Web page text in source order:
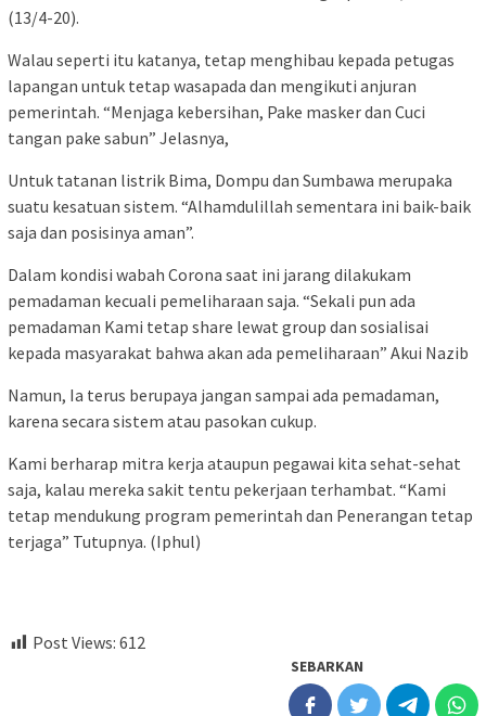
(13/4-20).
Walau seperti itu katanya, tetap menghibau kepada petugas
lapangan untuk tetap wasapada dan mengikuti anjuran
pemerintah. “Menjaga kebersihan, Pake masker dan Cuci
tangan pake sabun” Jelasnya,
Untuk tatanan listrik Bima, Dompu dan Sumbawa merupaka
suatu kesatuan sistem. “Alhamdulillah sementara ini baik-baik
saja dan posisinya aman”.
Dalam kondisi wabah Corona saat ini jarang dilakukam
pemadaman kecuali pemeliharaan saja. “Sekali pun ada
pemadaman Kami tetap share lewat group dan sosialisai
kepada masyarakat bahwa akan ada pemeliharaan” Akui Nazib
Namun, Ia terus berupaya jangan sampai ada pemadaman,
karena secara sistem atau pasokan cukup.
Kami berharap mitra kerja ataupun pegawai kita sehat-sehat
saja, kalau mereka sakit tentu pekerjaan terhambat. “Kami
tetap mendukung program pemerintah dan Penerangan tetap
terjaga” Tutupnya. (Iphul)
Post Views: 612
SEBARKAN